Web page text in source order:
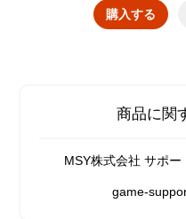
購入する
商品に関
MSY株式会社 サポ
game-